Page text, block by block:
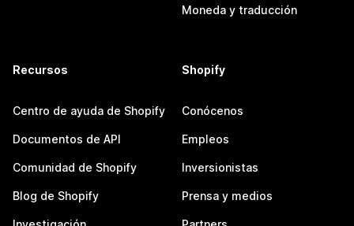
Moneda y traducción
Recursos
Centro de ayuda de Shopify
Documentos de API
Comunidad de Shopify
Blog de Shopify
Shopify
Conócenos
Empleos
Inversionistas
Prensa y medios